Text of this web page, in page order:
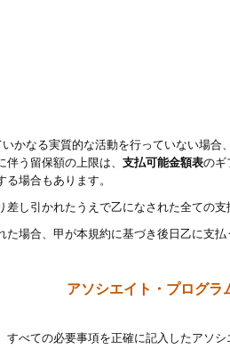
かなる実質的な活動を行っていない場
う留保額の上限は、 支払可能金額表のギ
場合もあります。
し引かれたうえで乙になされた全ての
場合、甲が本規約に基づき後日乙に支
アソシエイト・プログラ
べての必要事項を正確に記入したアソ